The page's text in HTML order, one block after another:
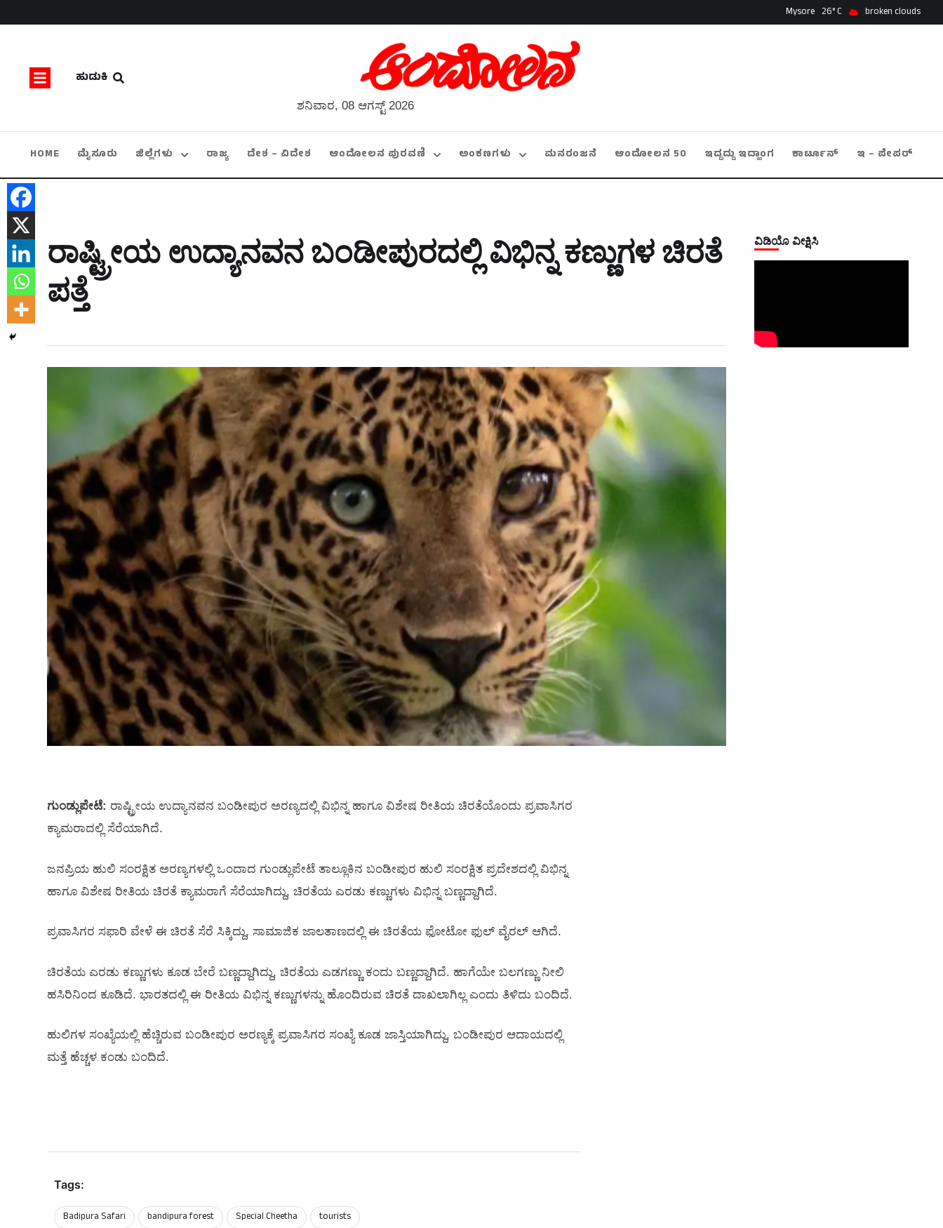
Mysore 26 broken clouds
ಹುಡುಕಿ
ಶನಿವಾರ, 08 ಆಗಸ್ಟ್ 2026
HOME ಮೈಸೂರು ಜಿಲ್ಲೆಗಳು ರಾಜ್ಯ ದೇಶ – ವಿದೇಶ ಆಂದೋಲನ ಪುರವಣಿ ಅಂಕಣಗಳು ಮನರಂಜನೆ ಆಂದೋಲನ 50 ಇದ್ದದ್ದು ಇದ್ಹಾಂಗ ಕಾರ್ಟೂನ್ ಇ – ಪೇಪರ್
ರಾಷ್ಟ್ರೀಯ ಉದ್ಯಾನವನ ಬಂಡೀಪುರದಲ್ಲಿ ವಿಭಿನ್ನ ಕಣ್ಣುಗಳ ಚಿರತೆ
ಪತ್ತೆ
ಗುಂಡ್ಲುಪೇಟೆ: ರಾಷ್ಟ್ರೀಯ ಉದ್ಯಾನವನ ಬಂಡೀಪುರ ಅರಣ್ಯದಲ್ಲಿ ವಿಭಿನ್ನ ಹಾಗೂ ವಿಶೇಷ ರೀತಿಯ ಚಿರತೆಯೊಂದು ಪ್ರವಾಸಿಗರ
ಕ್ಯಾಮರಾದಲ್ಲಿ ಸೆರೆಯಾಗಿದೆ.
ಜನಪ್ರಿಯ ಹುಲಿ ಸಂರಕ್ಷಿತ ಅರಣ್ಯಗಳಲ್ಲಿ ಒಂದಾದ ಗುಂಡ್ಲುಪೇಟೆ ತಾಲ್ಲೂಕಿನ ಬಂಡೀಪುರ ಹುಲಿ ಸಂರಕ್ಷಿತ ಪ್ರದೇಶದಲ್ಲಿ ವಿಭಿನ್ನ
ಹಾಗೂ ವಿಶೇಷ ರೀತಿಯ ಚಿರತೆ ಕ್ಯಾಮರಾಗೆ ಸೆರೆಯಾಗಿದ್ದು, ಚಿರತೆಯ ಎರಡು ಕಣ್ಣುಗಳು ವಿಭಿನ್ನ ಬಣ್ಣದ್ದಾಗಿದೆ.
ಪ್ರವಾಸಿಗರ ಸಫಾರಿ ವೇಳೆ ಈ ಚಿರತೆ ಸೆರೆ ಸಿಕ್ಕಿದ್ದು, ಸಾಮಾಜಿಕ ಜಾಲತಾಣದಲ್ಲಿ ಈ ಚಿರತೆಯ ಫೋಟೋ ಫುಲ್‌ ವೈರಲ್‌ ಆಗಿದೆ.
ಚಿರತೆಯ ಎರಡು ಕಣ್ಣುಗಳು ಕೂಡ ಬೇರೆ ಬಣ್ಣದ್ದಾಗಿದ್ದು, ಚಿರತೆಯ ಎಡಗಣ್ಣು ಕಂದು ಬಣ್ಣದ್ದಾಗಿದೆ. ಹಾಗೆಯೇ ಬಲಗಣ್ಣು ನೀಲಿ
ಹಸಿರಿನಿಂದ ಕೂಡಿದೆ. ಭಾರತದಲ್ಲಿ ಈ ರೀತಿಯ ವಿಭಿನ್ನ ಕಣ್ಣುಗಳನ್ನು ಹೊಂದಿರುವ ಚಿರತೆ ದಾಖಲಾಗಿಲ್ಲ ಎಂದು ತಿಳಿದು ಬಂದಿದೆ.
ಹುಲಿಗಳ ಸಂಖ್ಯೆಯಲ್ಲಿ ಹೆಚ್ಚಿರುವ ಬಂಡೀಪುರ ಅರಣ್ಯಕ್ಕೆ ಪ್ರವಾಸಿಗರ ಸಂಖ್ಯೆ ಕೂಡ ಜಾಸ್ತಿಯಾಗಿದ್ದು, ಬಂಡೀಪುರ ಆದಾಯದಲ್ಲಿ
ಮತ್ತೆ ಹೆಚ್ಚಳ ಕಂಡು ಬಂದಿದೆ.
Tags:
Badipura Safari bandipura forest Special Cheetha tourists
ವಿಡಿಯೊ ವೀಕ್ಷಿಸಿ